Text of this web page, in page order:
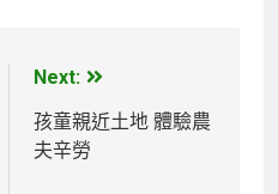
Next:
孩童親近土地 體驗農
夫辛勞